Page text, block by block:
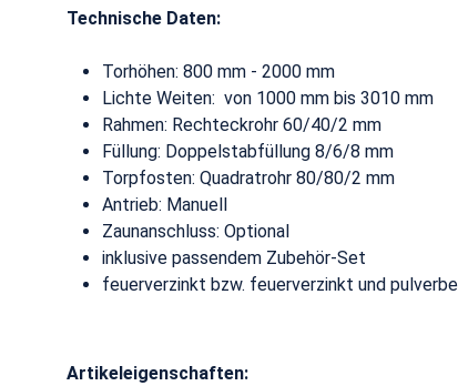
Technische Daten:
Torhöhen: 800 mm - 2000 mm
Lichte Weiten: von 1000 mm bis 3010 mm
Rahmen: Rechteckrohr 60/40/2 mm
Füllung: Doppelstabfüllung 8/6/8 mm
Torpfosten: Quadratrohr 80/80/2 mm
Antrieb: Manuell
Zaunanschluss: Optional
inklusive passendem Zubehör-Set
feuerverzinkt bzw. feuerverzinkt und
Artikeleigenschaften: